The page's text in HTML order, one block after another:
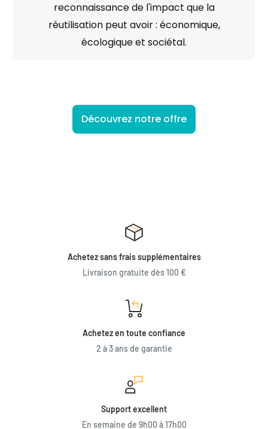
reconnaissance de l'impact que la
réutilisation peut avoir : économique,
écologique et sociétal.
Découvrez notre offre
Achetez sans frais supplémentaires
Livraison gratuite dès 100 €
Achetez en toute confiance
2 à 3 ans de garantie
Support excellent
En semaine de 9h00 à 17h00